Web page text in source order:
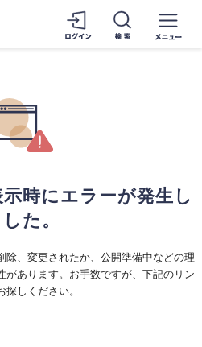
時にエラーが発生し
た。
除、変更されたか、公開準備中などの理
があります。お手数ですが、下記のリン
探しください。